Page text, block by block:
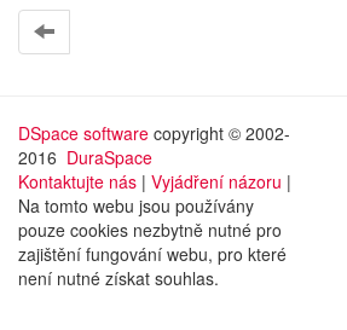
DSpace software copyright © 2002-
2016 DuraSpace
Kontaktujte nás | Vyjádření názoru |
Na tomto webu jsou používány
pouze cookies nezbytně nutné pro
zajištění fungování webu, pro které
není nutné získat souhlas.